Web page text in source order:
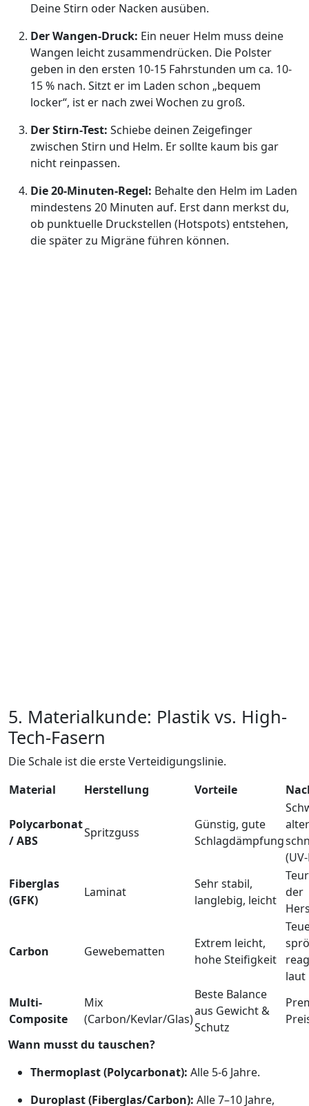
Deine Stirn oder Nacken ausüben.
Der Wangen-Druck: Ein neuer Helm muss deine
Wangen leicht zusammendrücken. Die Polster
geben in den ersten 10-15 Fahrstunden um ca. 10-
15 % nach. Sitzt er im Laden schon „bequem
locker“, ist er nach zwei Wochen zu groß.
Der Stirn-Test: Schiebe deinen Zeigefinger
zwischen Stirn und Helm. Er sollte kaum bis gar
nicht reinpassen.
Die 20-Minuten-Regel: Behalte den Helm im Laden
mindestens 20 Minuten auf. Erst dann merkst du,
ob punktuelle Druckstellen (Hotspots) entstehen,
die später zu Migräne führen können.
5. Materialkunde: Plastik vs. High-
Tech-Fasern
Die Schale ist die erste Verteidigungslinie.
Material
Herstellung Vorteile
Polycarbonat
/ ABS
Spritzguss
Günstig, gute
Schlagdämpfung
Fiberglas
(GFK)
Laminat
Sehr stabil,
langlebig, leicht
der
Carbon Gewebematten
Extrem leicht,
hohe Steifigkeit
laut
Multi-
Composite
Mix
(Carbon/Kevlar/Glas)
Beste Balance
aus Gewicht &
Schutz
Wann musst du tauschen?
Thermoplast (Polycarbonat): Alle 5-6 Jahre.
Duroplast (Fiberglas/Carbon): Alle 7–10 Jahre,